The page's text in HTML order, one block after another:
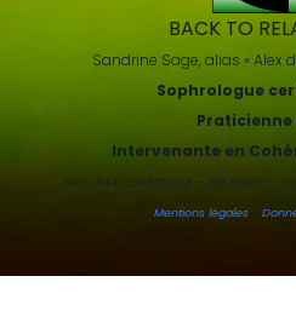
BACK TO
Sandrine Sage, alias « Alex
Sophrologue
Praticienne
Intervenante en
SIRET 84474506700018 – APE 8690F –
Mentions légales